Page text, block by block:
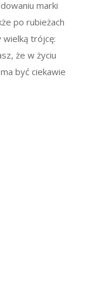
marki
po rubieżach
wielką trójcę:
że w życiu
być ciekawie